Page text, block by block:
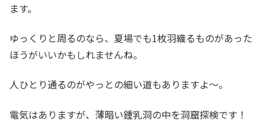
ます。
ゆっくりと周るのなら、夏場でも1枚羽織るものがあった
ほうがいいかもしれませんね。
人ひとり通るのがやっとの細い道もありますよ～。
電気はありますが、薄暗い鍾乳洞の中を洞窟探検です！